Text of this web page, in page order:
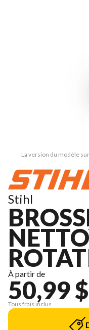
La version du modèle
Stihl
À partir de
50,99 $
Tous frais inclus